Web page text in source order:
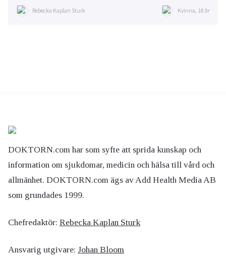
Rebecka Kaplan Sturk Kvinna, 18 år
DOKTORN.com har som syfte att sprida kunskap och
information om sjukdomar, medicin och hälsa till vård och
allmänhet. DOKTORN.com ägs av Add Health Media AB
som grundades 1999.
Chefredaktör: Rebecka Kaplan Sturk
Ansvarig utgivare: Johan Bloom